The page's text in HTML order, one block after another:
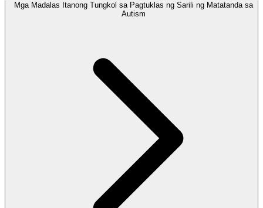
Mga Madalas Itanong Tungkol sa Pagtuklas ng Sarili ng Matatanda sa
Autism